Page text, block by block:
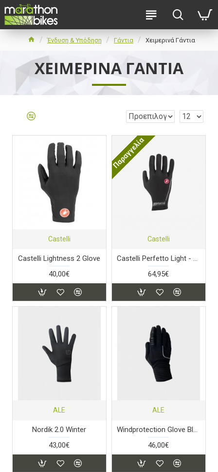
Ένδυση & Υπόδηση Γάντια Χειμερινά Γάντια
ΧΕΙΜΕΡΙΝΆ ΓΆΝΤΙΑ
Castelli
Castelli Lightness 2 Glove
40,00€
Παραγγελία
Castelli
Castelli Perfetto Light - Black
64,95€
ALE
Nordik 2.0 Winter
43,00€
ALE
Windprotection Glove Black
46,00€